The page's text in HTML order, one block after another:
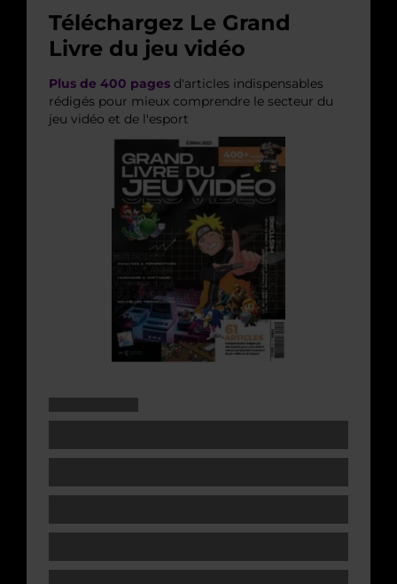
Téléchargez Le Grand
Livre du jeu vidéo
Plus de 400 pages d'articles indispensables
rédigés pour mieux comprendre le secteur du
jeu vidéo et de l'esport